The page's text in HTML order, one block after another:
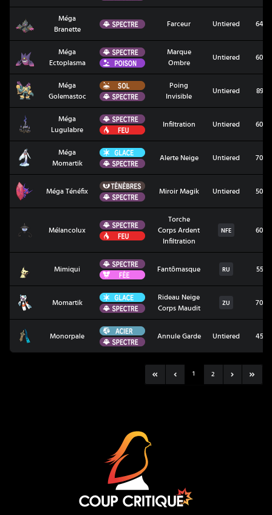
Méga Branette
Méga
Branette
SpectreFarceur Untiered 64
Méga Ectoplasma
Méga
Ectoplasma
Spectre
Poison
Marque
Ombre
Untiered 60
Méga Golemastoc
Méga
Golemastoc
Sol
Spectre
Poing
Invisible
Untiered 89
Méga Lugulabre
Méga
Lugulabre
Spectre
Feu
Infiltration Untiered 60
Méga Momartik
Méga
Momartik
Glace
Spectre
Alerte Neige Untiered 70
Méga Ténéfix
Ténèbres
Spectre
Miroir Magik Untiered 50
Mélancolux
Spectre
Feu
Torche
Corps Ardent
Infiltration
NFE 60
Mimiqui
Spectre
Fée
Fantômasque RU 55
Momartik
Glace
Spectre
Rideau Neige
Corps Maudit
ZU 70
Monorpale
Acier
Spectre
Annule Garde Untiered 45
1 2